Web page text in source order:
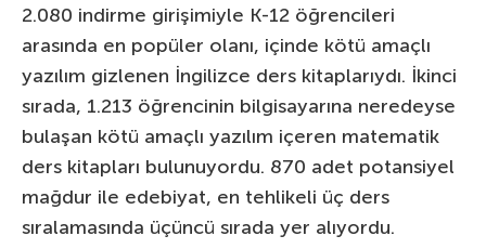
2.080 indirme girişimiyle K-12 öğrencileri
arasında en popüler olanı, içinde kötü amaçlı
yazılım gizlenen İngilizce ders kitaplarıydı. İkinci
sırada, 1.213 öğrencinin bilgisayarına neredeyse
bulaşan kötü amaçlı yazılım içeren matematik
ders kitapları bulunuyordu. 870 adet potansiyel
mağdur ile edebiyat, en tehlikeli üç ders
sıralamasında üçüncü sırada yer alıyordu.